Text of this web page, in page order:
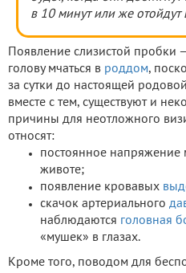
в 10 минут или же отойдут
Появление слизистой
голову мчаться в роддом,
за сутки до настоящей
вместе с тем, существуют и
причины для неотложного
относят:
постоянное напряжение
животе;
появление кровавых
скачок артериального
наблюдаются головная
«мушек» в глазах.
Кроме того, поводом для